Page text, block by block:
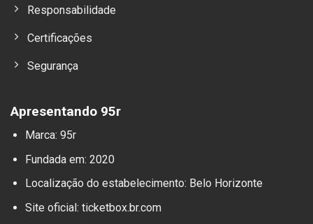
Responsabilidade
Certificações
Segurança
Apresentando 95r
Marca: 95r
Fundada em: 2020
Localização do estabelecimento: Belo Horizonte
Site oficial: ticketbox.br.com